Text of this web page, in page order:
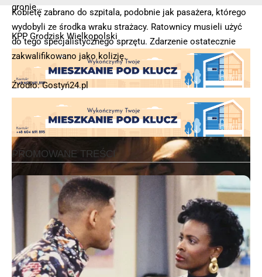
gronie…
KPP Grodzisk Wielkopolski
Kobietę zabrano do szpitala, podobnie jak pasażera, którego
wydobyli ze środka wraku strażacy. Ratownicy musieli użyć
do tego specjalistycznego sprzętu. Zdarzenie ostatecznie
zakwalifikowano jako kolizję.
Źródło: Gostyń24.pl